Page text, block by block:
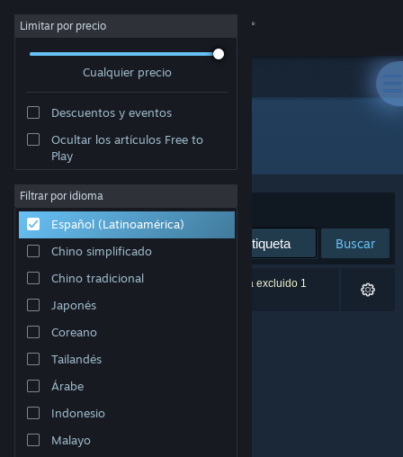
Iniciar sesión
Acerca de
Soporte
Cambiar idioma
Obtener la aplicación de Steam Mobile
Ver versión clásica
Limitar por precio
Cualquier precio
Descuentos y eventos
Ocultar los artículos Free to
Play
Filtrar por idioma
Español (Latinoamérica)
Chino simplificado
Chino tradicional
Japonés
Coreano
Tailandés
Árabe
Indonesio
Malayo
Desarrollador: Hauskaz
Ordenar por Relevancia
Buscar
0 resultado(s) coinciden con la búsqueda. Se ha excluido 1
título según tus preferencias.